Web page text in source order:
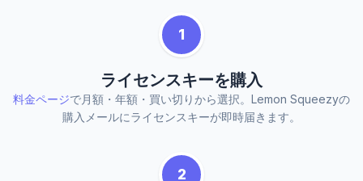
1
ライセンスキーを購入
料金ページで月額・年額・買い切りから選択。Lemon Squeezyの
購入メールにライセンスキーが即時届きます。
2